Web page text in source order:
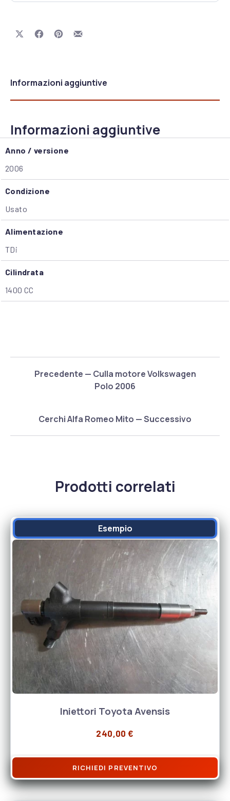
Share on XShare on Facebook
Share on Pinterest
Share by Email
Informazioni aggiuntive
Informazioni aggiuntive
Anno / versione
2006
Condizione
Usato
Alimentazione
TDi
Cilindrata
1400 CC
Precedente — Culla motore Volkswagen
Polo 2006
Cerchi Alfa Romeo Mito — Successivo
Prodotti correlati
Esempio
Iniettori Toyota Avensis
240,00€
RICHIEDI PREVENTIVO